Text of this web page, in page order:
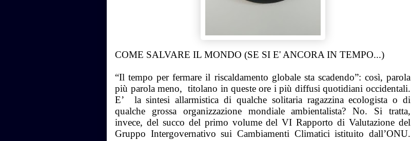
COME SALVARE IL MONDO (SE SI E' ANCORA IN TEMPO...)
“Il tempo per fermare il riscaldamento globale sta scadendo”: così, parola
più parola meno, titolano in queste ore i più diffusi quotidiani occidentali.
E’ la sintesi allarmistica di qualche solitaria ragazzina ecologista o di
qualche grossa organizzazione mondiale ambientalista? No. Si tratta,
invece, del succo del primo volume del VI Rapporto di Valutazione del
Gruppo Intergovernativo sui Cambiamenti Climatici istituito dall’ONU.